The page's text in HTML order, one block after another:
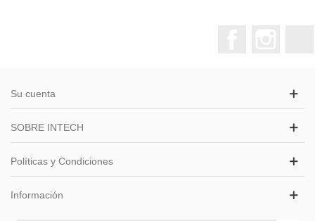
Su cuenta
SOBRE INTECH
Políticas y Condiciones
Información